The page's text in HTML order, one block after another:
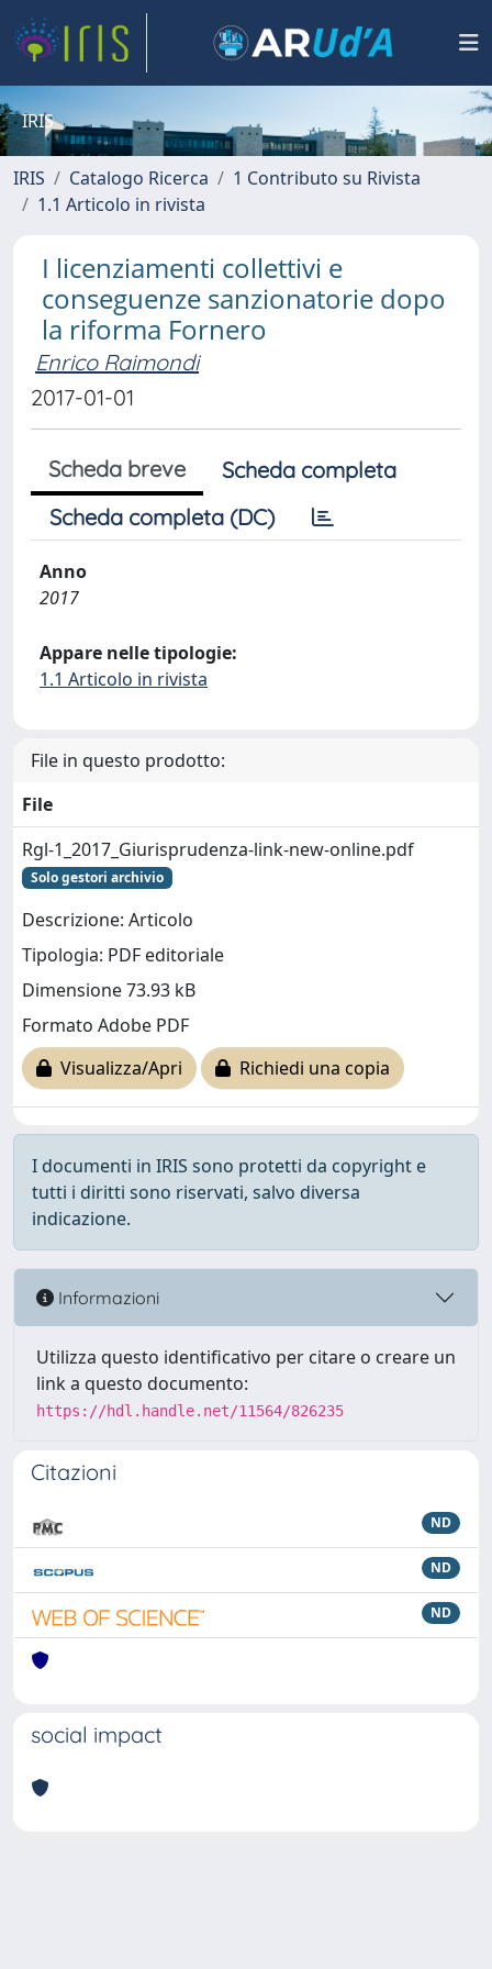
IRIS
IRIS Catalogo Ricerca
1 Contributo su Rivista
1.1 Articolo in rivista
I licenziamenti collettivi e
conseguenze sanzionatorie dopo
la riforma Fornero
Enrico Raimondi
2017-01-01
Scheda breve
Scheda completa
Scheda completa (DC)
Anno
2017
Appare nelle tipologie:
1.1 Articolo in rivista
File in questo prodotto:
File
Rgl-1_2017_Giurisprudenza-link-new-online.pdf
Solo gestori archivio
Descrizione: Articolo
Tipologia: PDF editoriale
Dimensione 73.93 kB
Formato Adobe PDF
Visualizza/Apri
Richiedi una copia
I documenti in IRIS sono protetti da copyright e
tutti i diritti sono riservati, salvo diversa
indicazione.
Informazioni
Utilizza questo identificativo per citare o creare un
link a questo documento:
https://hdl.handle.net/11564/826235
Citazioni
ND
ND
ND
social impact